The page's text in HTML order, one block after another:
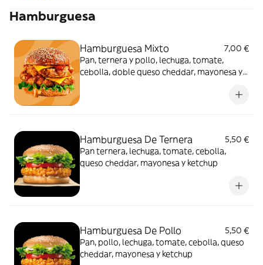
Hamburguesa
Hamburguesa Mixto
7,00 €
Pan, ternera y pollo, lechuga, tomate,
cebolla, doble queso cheddar, mayonesa y
Hamburguesa De Ternera
5,50 €
Pan ternera, lechuga, tomate, cebolla,
queso cheddar, mayonesa y ketchup
Hamburguesa De Pollo
5,50 €
Pan, pollo, lechuga, tomate, cebolla, queso
cheddar, mayonesa y ketchup